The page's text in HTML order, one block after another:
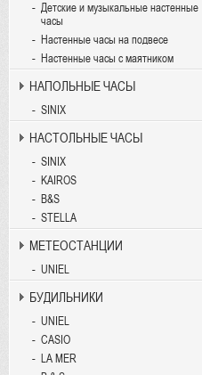
Детские и музыкальные настенные
часы
Настенные часы на подвесе
Настенные часы с маятником
НАПОЛЬНЫЕ ЧАСЫ
SINIX
НАСТОЛЬНЫЕ ЧАСЫ
SINIX
KAIROS
B&S
STELLA
МЕТЕОСТАНЦИИ
UNIEL
БУДИЛЬНИКИ
UNIEL
CASIO
LA MER